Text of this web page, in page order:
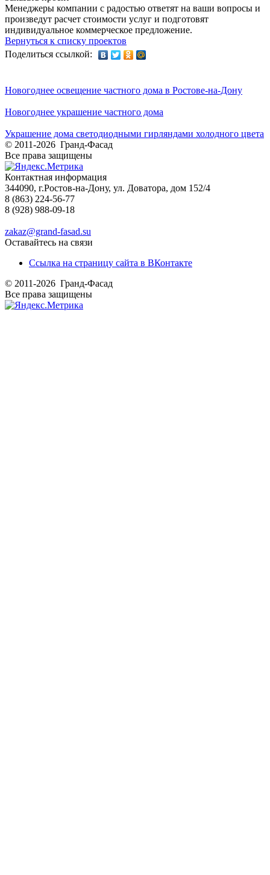
Менеджеры компании с радостью ответят на ваши вопросы и
произведут расчет стоимости услуг и подготовят
индивидуальное коммерческое предложение.
Вернуться к списку проектов
Поделиться ссылкой:
Новогоднее освещение частного дома в Ростове-на-Дону
Новогоднее украшение частного дома
Украшение дома светодиодными гирляндами холодного цвета
© 2011-2026 Гранд-Фасад
Все права защищены
Контактная информация
344090, г.Ростов-на-Дону, ул. Доватора, дом 152/4
8 (863) 224-56-77
8 (928) 988-09-18
zakaz@grand-fasad.su
Оставайтесь на связи
Ссылка на страницу сайта в ВКонтакте
© 2011-2026 Гранд-Фасад
Все права защищены